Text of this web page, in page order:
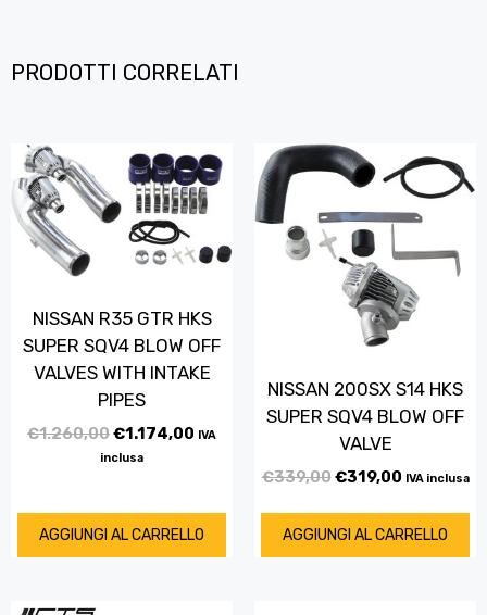
PRODOTTI CORRELATI
NISSAN R35 GTR HKS
SUPER SQV4 BLOW OFF
VALVES WITH INTAKE
PIPES
€1.260,00€1.174,00 IVA
inclusa
AGGIUNGI AL CARRELLO
NISSAN 200SX S14 HKS
SUPER SQV4 BLOW OFF
VALVE
€339,00€319,00 IVA inclusa
AGGIUNGI AL CARRELLO